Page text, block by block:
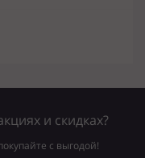
и скидках?
с выгодой!